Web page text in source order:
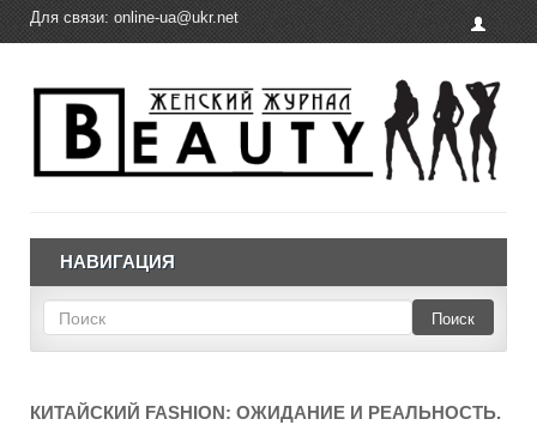
Для связи: online-ua@ukr.net
НАВИГАЦИЯ
Поиск
КИТАЙСКИЙ FASHION: ОЖИДАНИЕ И РЕАЛЬНОСТЬ.